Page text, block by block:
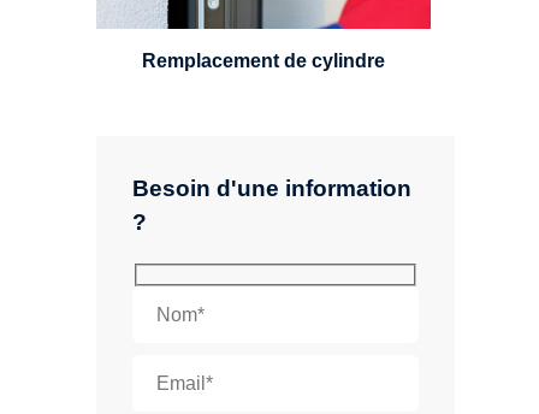
Besoin d'une information
?
multipoints.
Remplacement de cylindre